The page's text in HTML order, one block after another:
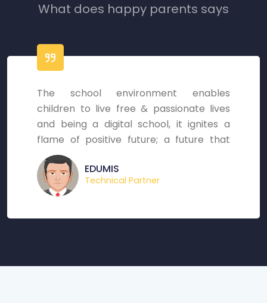
What does happy parents says
The school environment enables
children to live free & passionate lives
and being a digital school, it ignites a
flame of positive future; a future that
holds million aspirations, astounding
energies and marvelous hopes for young
brains.
EDUMIS
Technical Partner